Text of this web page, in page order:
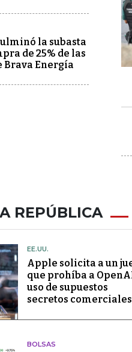
la subasta
de 25% de las
Brava Energía
REPÚBLICA
EE.UU.
Apple solicita a un
que prohíba a
uso de supuestos
secretos comerciales
BOLSAS